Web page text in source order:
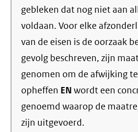
gebleken dat nog niet aan
voldaan. Voor elke
van de eisen is de oorzaak
gevolg beschreven, zijn
genomen om de afwijking
opheffen EN wordt een
genoemd waarop de
zijn uitgevoerd.